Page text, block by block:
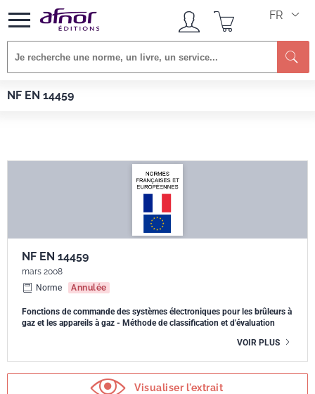
FR
NF EN 14459
Afnor EDITIONS
NF EN 14459
mars 2008
Norme
Annulée
Fonctions de commande des systèmes électroniques pour les brûleurs à
gaz et les appareils à gaz - Méthode de classification et d'évaluation
VOIR PLUS
Visualiser l'extrait